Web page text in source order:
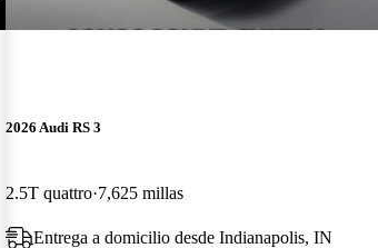
2026 Audi RS 3
2.5T quattro 7,625 millas
Entrega a domicilio desde Indianapolis, IN